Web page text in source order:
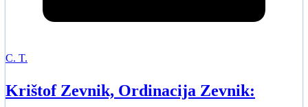
C. T.
Krištof Zevnik, Ordinacija Zevnik: